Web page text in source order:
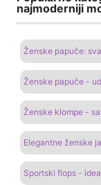
najmoderniji
Ženske papuče:
Ženske papuče -
Ženske klompe -
Elegantne ženske
Sportski flops -